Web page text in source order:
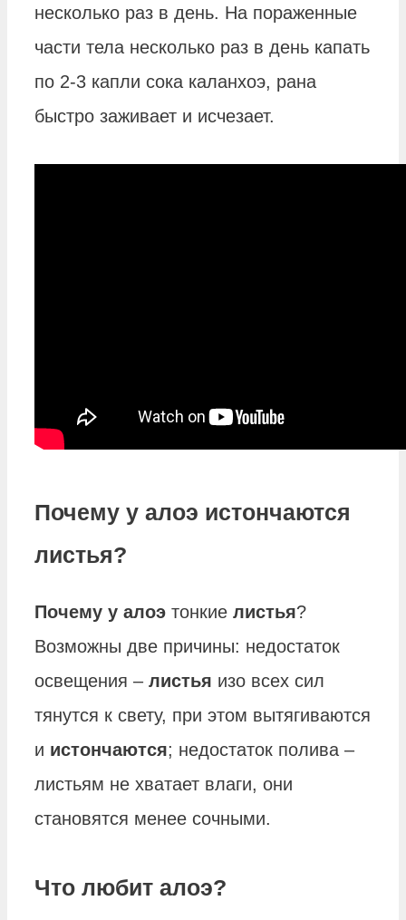
несколько раз в день. На пораженные
части тела несколько раз в день капать
по 2-3 капли сока каланхоэ, рана
быстро заживает и исчезает.
Почему у алоэ истончаются
листья?
Почему у алоэ тонкие листья?
Возможны две причины: недостаток
освещения – листья изо всех сил
тянутся к свету, при этом вытягиваются
и истончаются; недостаток полива –
листьям не хватает влаги, они
становятся менее сочными.
Что любит алоэ?